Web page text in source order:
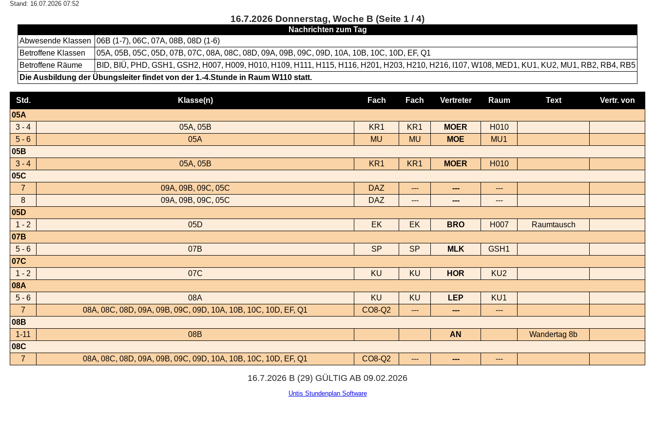
Stand: 16.07.2026 07:52
16.7.2026 Donnerstag, Woche B (Seite 1 / 4)
Nachrichten zum Tag
Abwesende Klassen
06B (1-7), 06C, 07A, 08B, 08D (1-6)
Betroffene Klassen
05A, 05B, 05C, 05D, 07B, 07C, 08A, 08C, 08D, 09A, 09B, 09C, 09D, 10A, 10B, 10C, 10D, EF, Q1
Betroffene Räume
BID, BIÜ, PHD, GSH1, GSH2, H007, H009, H010, H109, H111, H115, H116, H201, H203, H210, H216, I107, W108, MED1, KU1, KU2, MU1, RB2, RB4, RB5
Die Ausbildung der Übungsleiter findet von der 1.-4.Stunde in Raum W110 statt.
Std. Klasse(n) Fach Fach Vertreter Raum Text
Vertr. von
05A
3 - 4
05A, 05B KR1 KR1 MOER
H010
5 - 6
05A MU MU MOE
MU1
05B
3 - 4
05A, 05B KR1 KR1 MOER
H010
05C
7
09A, 09B, 09C, 05C DAZ --- ---
---
8
09A, 09B, 09C, 05C DAZ --- ---
---
05D
1 - 2
05D EK EK BRO H007
Raumtausch
07B
5 - 6
07B SP SP MLK
GSH1
07C
1 - 2
07C KU KU HOR
KU2
08A
5 - 6
08A KU KU LEP
KU1
7
08A, 08C, 08D, 09A, 09B, 09C, 09D, 10A, 10B, 10C, 10D, EF, Q1 CO8-Q2 --- ---
---
08B
1-11
08B AN
Wandertag 8b
08C
7
08A, 08C, 08D, 09A, 09B, 09C, 09D, 10A, 10B, 10C, 10D, EF, Q1 CO8-Q2 --- --- ---
16.7.2026 B (29) GÜLTIG AB 09.02.2026
Untis Stundenplan Software